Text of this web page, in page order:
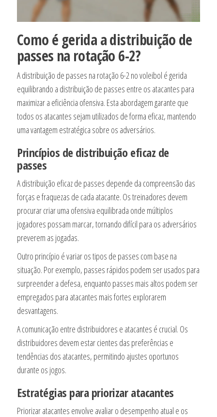
Como é gerida a distribuição de
passes na rotação 6-2?
A distribuição de passes na rotação 6-2 no voleibol é gerida
equilibrando a distribuição de passes entre os atacantes para
maximizar a eficiência ofensiva. Esta abordagem garante que
todos os atacantes sejam utilizados de forma eficaz, mantendo
uma vantagem estratégica sobre os adversários.
Princípios de distribuição eficaz de
passes
A distribuição eficaz de passes depende da compreensão das
forças e fraquezas de cada atacante. Os treinadores devem
procurar criar uma ofensiva equilibrada onde múltiplos
jogadores possam marcar, tornando difícil para os adversários
preverem as jogadas.
Outro princípio é variar os tipos de passes com base na
situação. Por exemplo, passes rápidos podem ser usados para
surpreender a defesa, enquanto passes mais altos podem ser
empregados para atacantes mais fortes explorarem
desvantagens.
A comunicação entre distribuidores e atacantes é crucial. Os
distribuidores devem estar cientes das preferências e
tendências dos atacantes, permitindo ajustes oportunos
durante os jogos.
Estratégias para priorizar atacantes
Priorizar atacantes envolve avaliar o desempenho atual e os